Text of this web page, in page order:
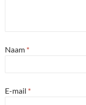
Naam *
E-mail *